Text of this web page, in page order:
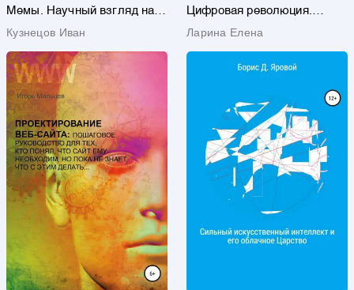
Мемы. Научный взгляд на
захвативший мир
Кузнецов Иван
Цифровая революция.
Искусственный интеллект и
Ларина Елена